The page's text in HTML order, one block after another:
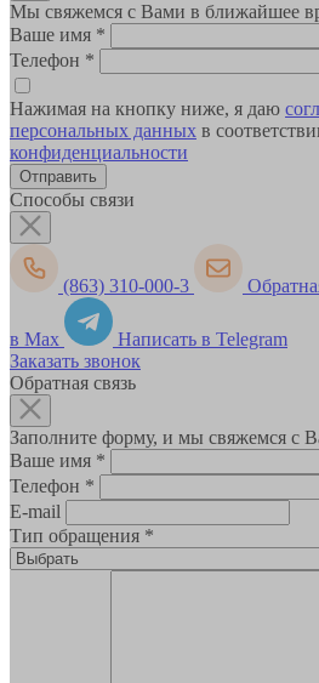
Мы свяжемся с Вами в ближайшее
Ваше имя *
Телефон *
Нажимая на кнопку ниже, я даю
персональных данных в
конфиденциальности
Способы связи
(863) 310-000-3
в Max
Написать в Telegram
Заказать звонок
Обратная связь
Заполните форму, и мы свяжемся с
Ваше имя *
Телефон *
E-mail
Тип обращения *